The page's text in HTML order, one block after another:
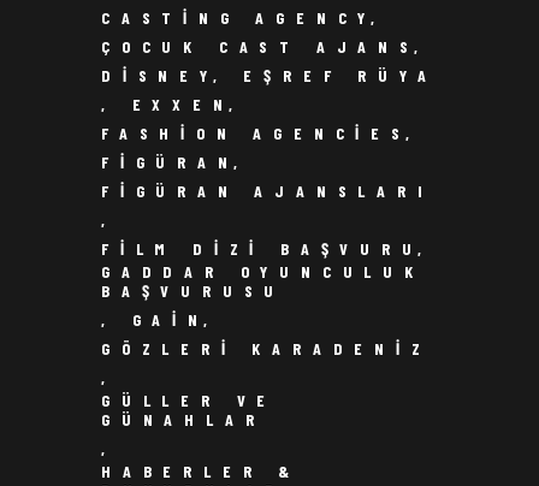
CASTING AGENCY,
ÇOCUK CAST AJANS,
DISNEY, EŞREF RÜYA
, EXXEN,
FASHION AGENCIES,
FIGÜRAN,
FIGÜRAN AJANSLARI
,
FILM DIZI BAŞVURU,
GADDAR OYUNCULUK
BAŞVURUSU
, GAIN,
GÖZLERI KARADENIZ
,
GÜLLER VE
GÜNAHLAR
,
HABERLER &